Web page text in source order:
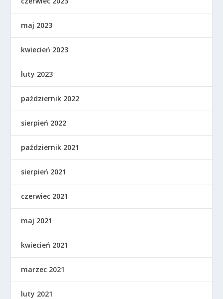
maj 2023
kwiecień 2023
luty 2023
październik 2022
sierpień 2022
październik 2021
sierpień 2021
czerwiec 2021
maj 2021
kwiecień 2021
marzec 2021
luty 2021